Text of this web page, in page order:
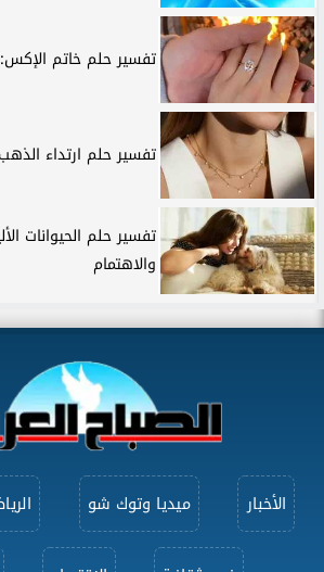
تفسير حلم خاتم
تفسير حلم ارتداء
تفسير حلم الحيوانات
والاهتمام
الأخبار ميديا وتوك شو